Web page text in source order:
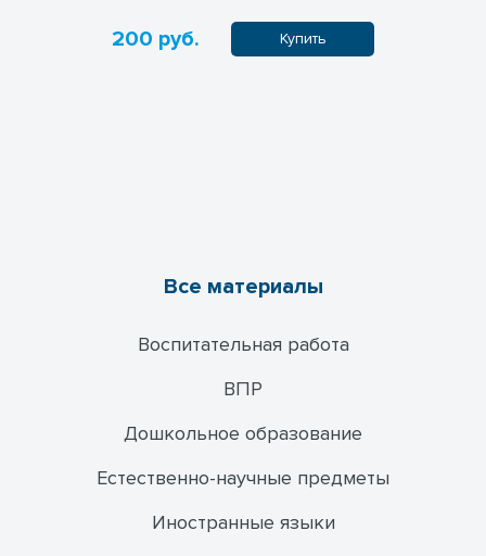
200 руб. Купить
Все материалы
Воспитательная работа
ВПР
Дошкольное образование
Естественно-научные предметы
Иностранные языки